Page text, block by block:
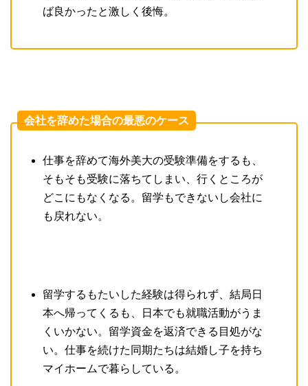
ば良かったと激しく後悔。
会社を辞めた場合の最悪のケース
仕事を辞めて海外美大の受験準備をするも、
そもそも受験に落ちてしまい、行くところが
どこにもなくなる。留学もできないし会社に
も戻れない。
留学するもたいした経験は得られず、結局日
本へ帰ってくるも、日本でも就職活動がうま
くいかない。留学資金を返済できる目処がな
い。仕事を続けた同期たちは結婚し子を持ち
マイホームで暮らしている。